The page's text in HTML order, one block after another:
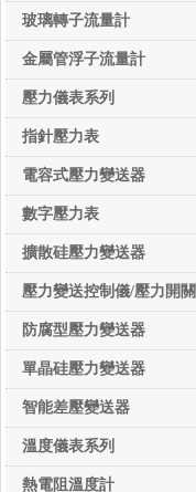
玻璃轉子流量計
金屬管浮子流量計
壓力儀表系列
壓力儀表系列
指針壓力表
電容式壓力變送器
數字壓力表
擴散硅壓力變送器
壓力變送控制儀/壓力開關
防腐型壓力變送器
單晶硅壓力變送器
智能差壓變送器
溫度儀表系列
溫度儀表系列
熱電阻溫度計